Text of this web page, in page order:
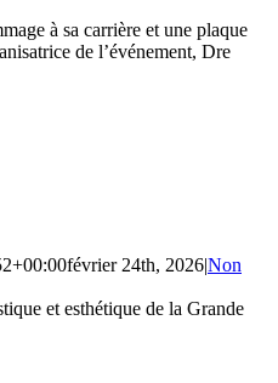
à sa carrière et une plaque
de l’événement, Dre
février 24th, 2026|Non
et esthétique de la Grande